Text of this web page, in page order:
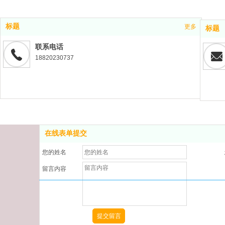
在线表单提交
您的姓名
留言内容
标题 更多
联系电话
18820230737
标题